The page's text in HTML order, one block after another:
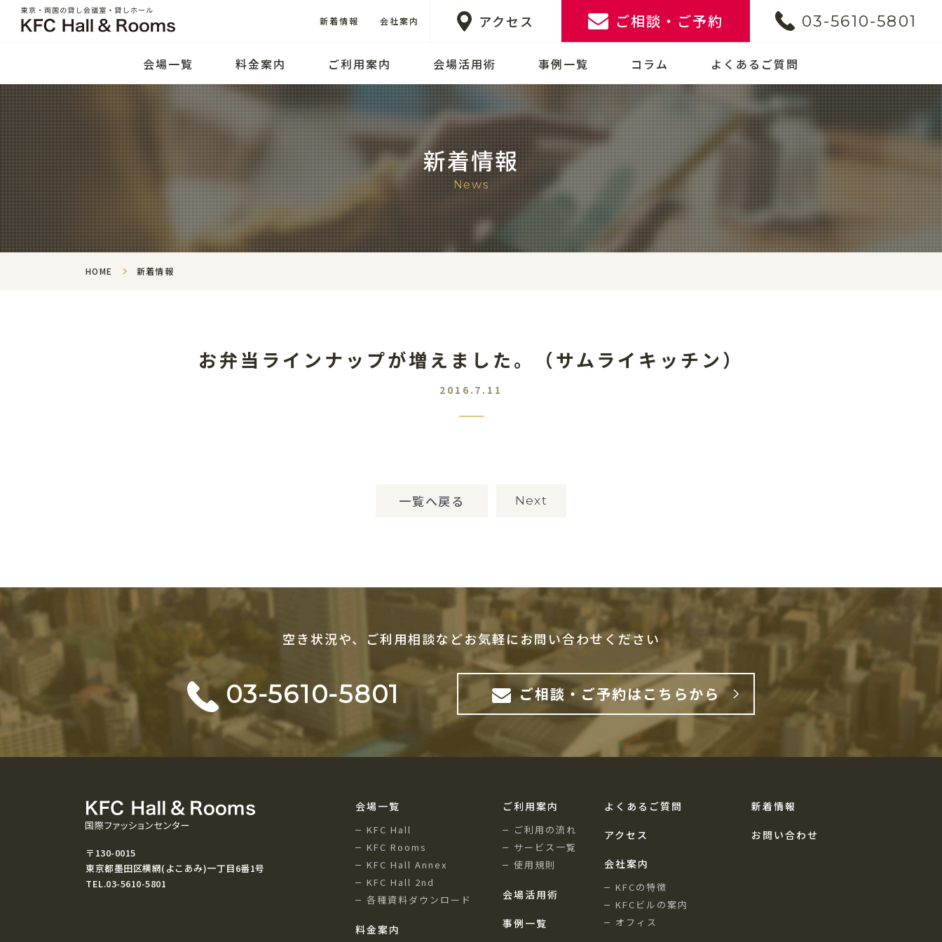
新着情報 会社案内 アクセス ご相談・ご予約 03-5610-5801
会場一覧 料金案内 ご利用案内 会場活用術 事例一覧 コラム よくあるご質問
新着情報
News
HOME 新着情報
お弁当ラインナップが増えました。（サムライキッチン）
2016.7.11
一覧へ戻る Next
空き状況や、ご利用相談などお気軽にお問い合わせください
03-5610-5801 ご相談・ご予約はこちらから
〒130-0015
東京都墨田区横網(よこあみ)一丁目6番1号
TEL.03-5610-5801
会場一覧
KFC Hall
KFC Rooms
KFC Hall Annex
KFC Hall 2nd
各種資料ダウンロード
料金案内
ご利用案内
ご利用の流れ
サービス一覧
使用規則
会場活用術
事例一覧
よくあるご質問
アクセス
会社案内
KFCの特徴
KFCビルの案内
オフィス
新着情報
お問い合わせ